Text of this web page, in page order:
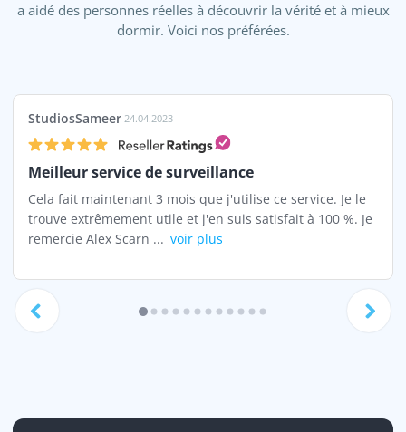
a aidé des personnes réelles à découvrir la vérité et à mieux
dormir. Voici nos préférées.
StudiosSameer 24.04.2023
Meilleur service de surveillance
Cela fait maintenant 3 mois que j'utilise ce service. Je le
trouve extrêmement utile et j'en suis satisfait à 100 %. Je
remercie Alex Scarn ... voir plus